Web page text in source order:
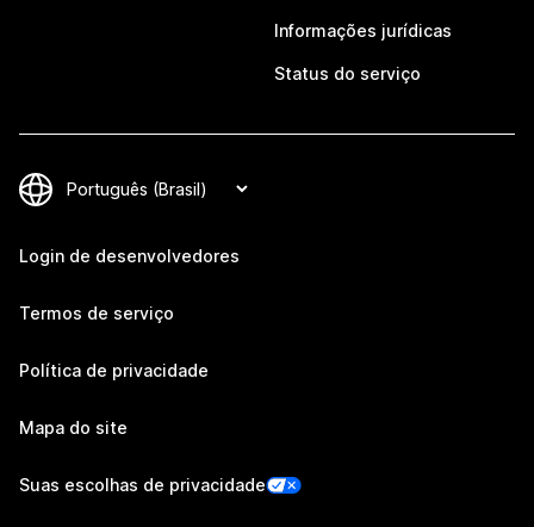
Informações jurídicas
Status do serviço
Login de desenvolvedores
Termos de serviço
Política de privacidade
Mapa do site
Suas escolhas de privacidade